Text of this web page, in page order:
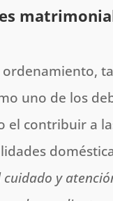
uno de los
el contribuir a
cuidado y